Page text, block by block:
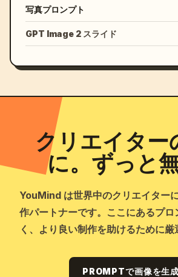
写真プロンプト
GPT Image 2 スライド
クリエイター
に。ずっと無
YouMind は世界中のクリエイター
作パートナーです。ここにあるプ
く、より良い制作を助けるために厳
PROMPTで画像を生成